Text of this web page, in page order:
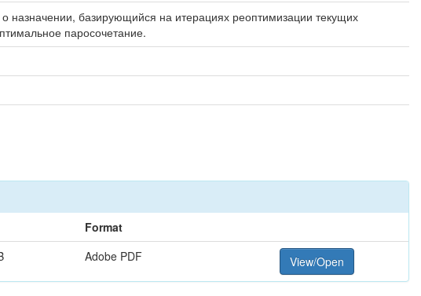
назначении, базирующийся на итерациях реоптимизации текущих
паросочетание.
Format
Adobe PDF View/Open